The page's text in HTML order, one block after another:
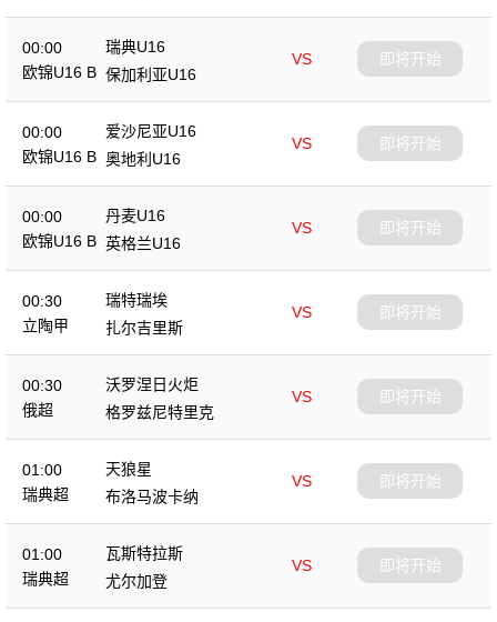
00:00
欧锦U16 B
瑞典U16
VS
保加利亚U16
即将开始
00:00
欧锦U16 B
爱沙尼亚U16
VS
奥地利U16
即将开始
00:00
欧锦U16 B
丹麦U16
VS
英格兰U16
即将开始
00:30
立陶甲
瑞特瑞埃
VS
扎尔吉里斯
即将开始
00:30
俄超
沃罗涅日火炬
VS
格罗兹尼特里克
即将开始
01:00
瑞典超
天狼星
VS
布洛马波卡纳
即将开始
01:00
瑞典超
瓦斯特拉斯
VS
尤尔加登
即将开始